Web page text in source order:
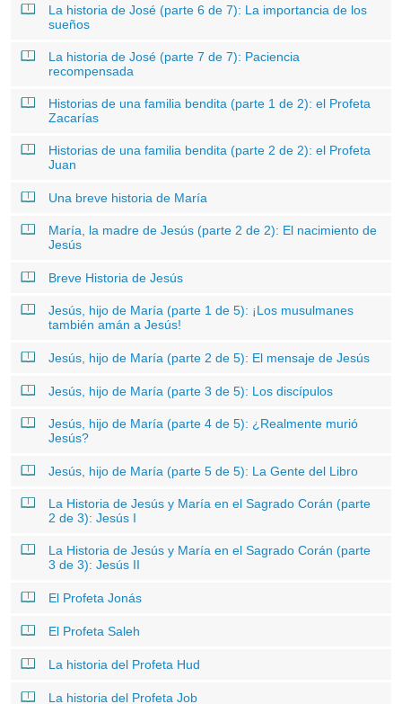
La historia de José (parte 6 de 7): La importancia de los
sueños
La historia de José (parte 7 de 7): Paciencia
recompensada
Historias de una familia bendita (parte 1 de 2): el Profeta
Zacarías
Historias de una familia bendita (parte 2 de 2): el Profeta
Juan
Una breve historia de María
María, la madre de Jesús (parte 2 de 2): El nacimiento de
Jesús
Breve Historia de Jesús
Jesús, hijo de María (parte 1 de 5): ¡Los musulmanes
también amán a Jesús!
Jesús, hijo de María (parte 2 de 5): El mensaje de Jesús
Jesús, hijo de María (parte 3 de 5): Los discípulos
Jesús, hijo de María (parte 4 de 5): ¿Realmente murió
Jesús?
Jesús, hijo de María (parte 5 de 5): La Gente del Libro
La Historia de Jesús y María en el Sagrado Corán (parte
2 de 3): Jesús I
La Historia de Jesús y María en el Sagrado Corán (parte
3 de 3): Jesús II
El Profeta Jonás
El Profeta Saleh
La historia del Profeta Hud
La historia del Profeta Job